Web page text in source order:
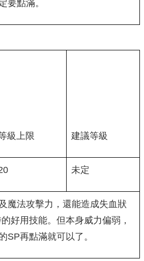
要點滿。
級上限 建議等級
未定
魔法攻擊力，還能造成失血狀
好用技能。但本身威力偏弱，
SP再點滿就可以了。